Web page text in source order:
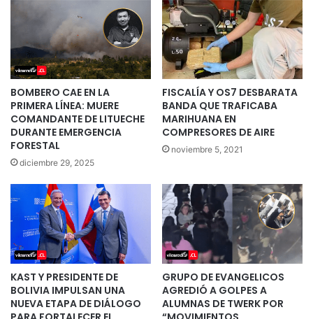
BOMBERO CAE EN LA
PRIMERA LÍNEA: MUERE
COMANDANTE DE LITUECHE
DURANTE EMERGENCIA
FORESTAL
diciembre 29, 2025
FISCALÍA Y OS7 DESBARATA
BANDA QUE TRAFICABA
MARIHUANA EN
COMPRESORES DE AIRE
noviembre 5, 2021
KAST Y PRESIDENTE DE
BOLIVIA IMPULSAN UNA
NUEVA ETAPA DE DIÁLOGO
GRUPO DE EVANGELICOS
AGREDIÓ A GOLPES A
ALUMNAS DE TWERK POR